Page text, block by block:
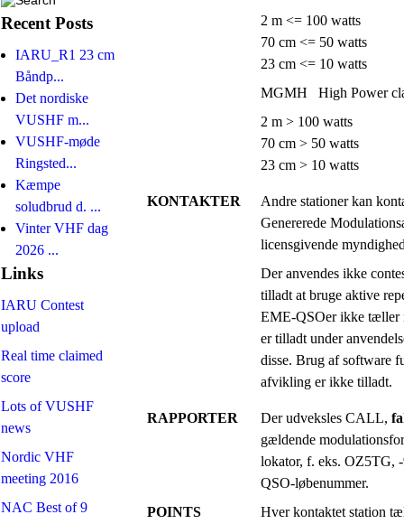
Recent Posts
IARU_R1 23 cm
Båndp...
Det nordiske
VUSHF m...
VUSHF-møde
Ringsted...
Kæmpe
soludbrud d. ...
Vinter VHF dag
2026 ...
Links
IARU Contest
upload
Real time claimed
score
Lots of VUSHF
news
Nordic VHF
meeting 2016
NAC Best of 9
2 m <= 100 watts
70 cm <= 50 watts
23 cm <= 10 watts
MGMH High Power
2 m > 100 watts
70 cm > 50 watts
23 cm > 10 watts
KONTAKTER
Andre stationer kan
Genererede
licensgivende
Der anvendes ikke
tilladt at bruge aktive
EME-QSOer ikke tæller
er tilladt under
disse. Brug af software
afvikling er ikke tilladt.
RAPPORTER Der udveksles CALL,
gældende
lokator, f. eks. OZ5TG,
QSO-løbenummer.
POINTS
Hver kontaktet station